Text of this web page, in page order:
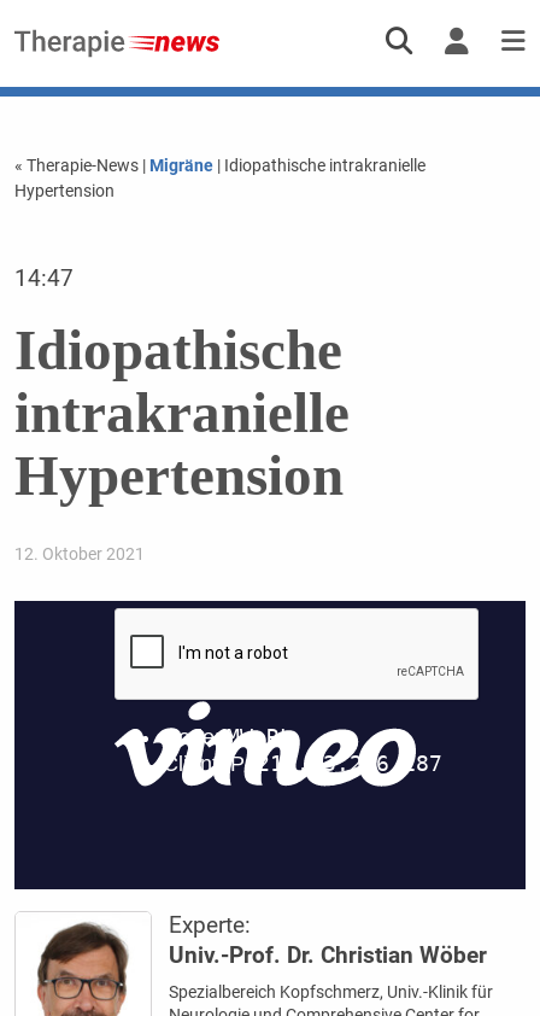
« Therapie-News | Migräne| Idiopathische intrakranielle
Hypertension
14:47
Idiopathische
intrakranielle
Hypertension
12. Oktober 2021
Experte:
Univ.-Prof. Dr. Christian Wöber
Spezialbereich Kopfschmerz, Univ.-Klinik für